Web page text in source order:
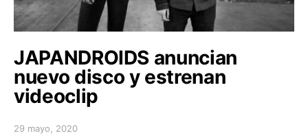
JAPANDROIDS anuncian
nuevo disco y estrenan
videoclip
Posted on
29 mayo, 2020